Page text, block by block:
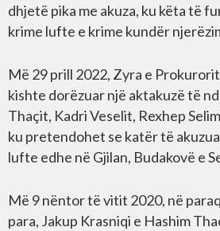
dhjetë pika me akuza, ku këta të
krime lufte e krime kundër
Më 29 prill 2022, Zyra e
kishte dorëzuar një aktakuzë të
Thaçit, Kadri Veselit, Rexhep
ku pretendohet se katër të
lufte edhe në Gjilan, Budakovë e
Më 9 nëntor të vitit 2020, në
para, Jakup Krasniqi e Hashim